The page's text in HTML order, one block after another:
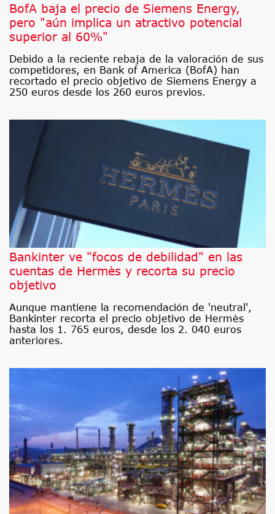
BofA baja el precio de Siemens Energy,
pero "aún implica un atractivo potencial
superior al 60%"
Debido a la reciente rebaja de la valoración de sus
competidores, en Bank of America (BofA) han
recortado el precio objetivo de Siemens Energy a
250 euros desde los 260 euros previos.
Bankinter ve "focos de debilidad" en las
cuentas de Hermès y recorta su precio
objetivo
Aunque mantiene la recomendación de 'neutral',
Bankinter recorta el precio objetivo de Hermès
hasta los 1. 765 euros, desde los 2. 040 euros
anteriores.